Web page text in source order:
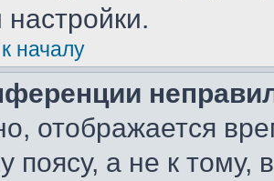
настройки.
началу
отображается
поясу, а не к тому,